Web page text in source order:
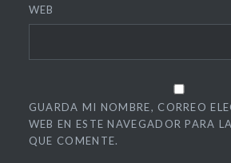
WEB
GUARDA MI NOMBRE, CORREO
WEB EN ESTE NAVEGADOR PARA
QUE COMENTE.